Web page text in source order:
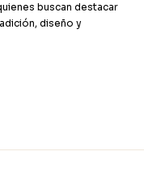
buscan destacar
diseño y